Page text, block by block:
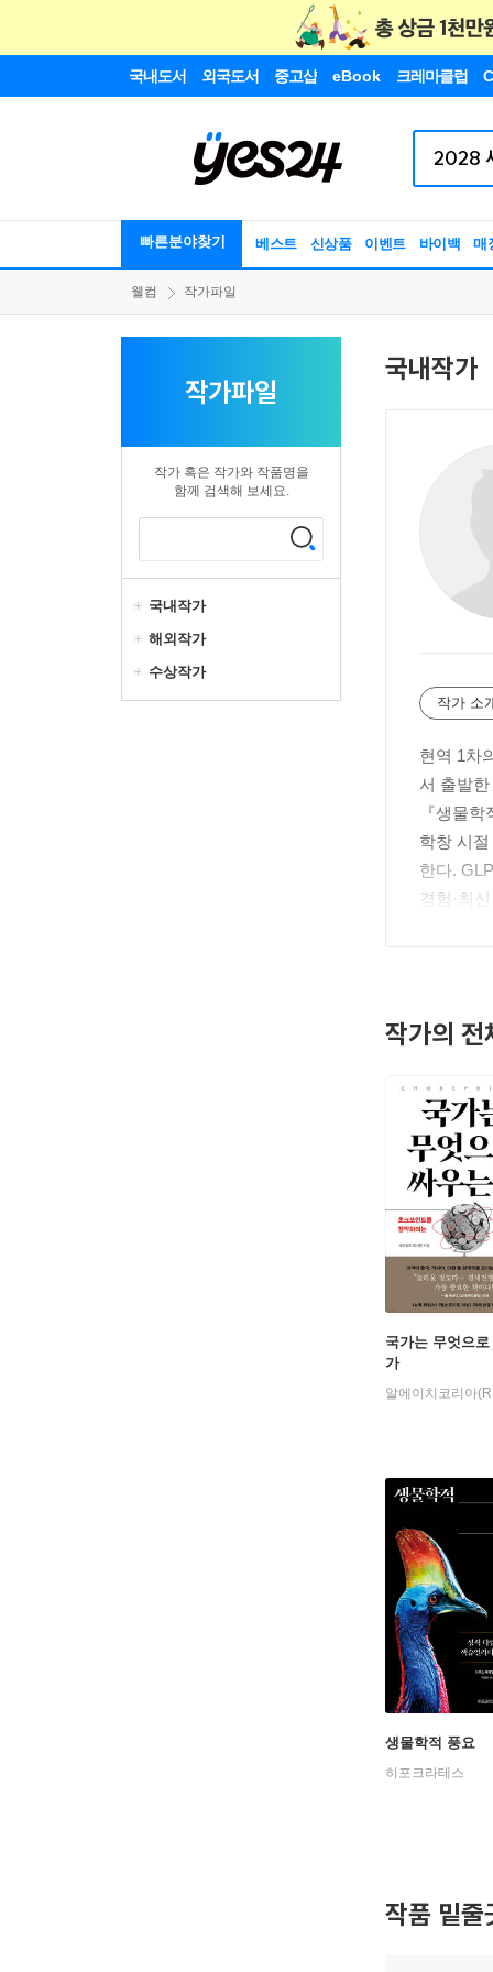
국내도서 외국도서 중고샵 eBook 크레마클럽
빠른분야찾기 베스트 신상품 이벤트 바이백 매
웰컴 작가파일
작가파일
작가 혹은 작가와 작품명을
함께 검색해 보세요.
국내작가
해외작가
수상작가
국내작가
작가 소
현역 1차
서 출발
『생물
학창 시
한다.
경험·최
작가의 전
국가는 무엇으
가
알에이치코리아
생물학적 풍요
히포크라테스
작품 밑줄